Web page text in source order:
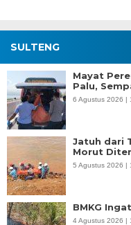
SULTENG
Mayat
Palu,
6 Agustus 2026 |
Jatuh dari
Morut
5 Agustus 2026 |
BMKG
4 Agustus 2026 |